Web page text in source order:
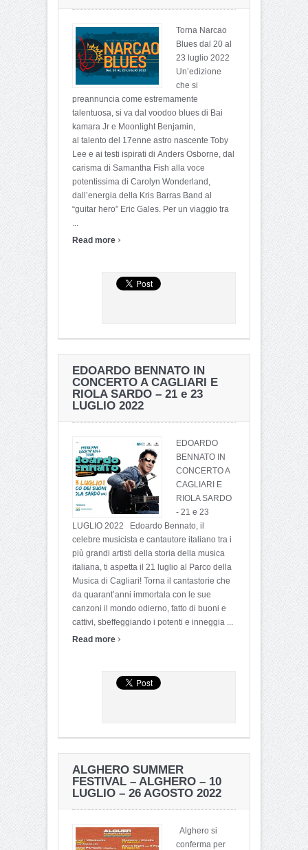
Torna Narcao
Blues dal 20 al
23 luglio 2022
Un’edizione
che si
preannuncia come estremamente
talentuosa, si va dal voodoo blues di Bai
kamara Jr e Moonlight Benjamin,
al talento del 17enne astro nascente Toby
Lee e ai testi ispirati di Anders Osborne, dal
carisma di Samantha Fish alla voce
potentissima di Carolyn Wonderland,
dall’energia della Kris Barras Band al
“guitar hero” Eric Gales. Per un viaggio tra
...
Read more ›
EDOARDO BENNATO IN
CONCERTO A CAGLIARI E
RIOLA SARDO – 21 e 23
LUGLIO 2022
EDOARDO
BENNATO IN
CONCERTO A
CAGLIARI E
RIOLA SARDO
- 21 e 23
LUGLIO 2022 Edoardo Bennato, il
celebre musicista e cantautore italiano tra i
più grandi artisti della storia della musica
italiana, ti aspetta il 21 luglio al Parco della
Musica di Cagliari! Torna il cantastorie che
da quarant’anni immortala con le sue
canzoni il mondo odierno, fatto di buoni e
cattivi, sbeffeggiando i potenti e inneggia ...
Read more ›
ALGHERO SUMMER
FESTIVAL – ALGHERO – 10
LUGLIO – 26 AGOSTO 2022
Alghero si
conferma per